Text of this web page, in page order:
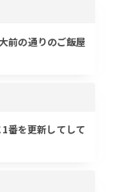
前の通りのご飯屋
番を更新してして